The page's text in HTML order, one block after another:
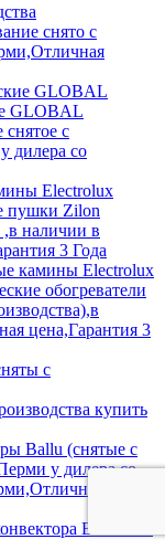
снято с
GLOBAL
GLOBAL
снятое с
дилера со
Electrolux
пушки Zilon
,в наличии в
3 Года
камины Electrolux
обогреватели
цена,Гарантия 3
с
купить
Ballu (снятые с
у дилера со
Electrolux